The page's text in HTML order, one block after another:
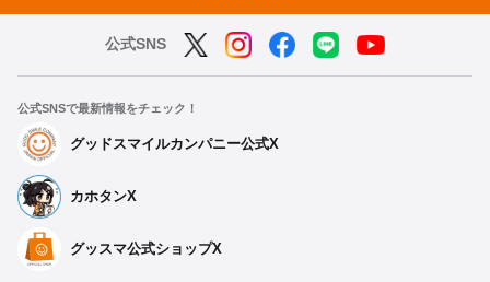
公式SNS
公式SNSで最新情報をチェック！
グッドスマイルカンパニー公式X
カホタンX
グッスマ公式ショップX